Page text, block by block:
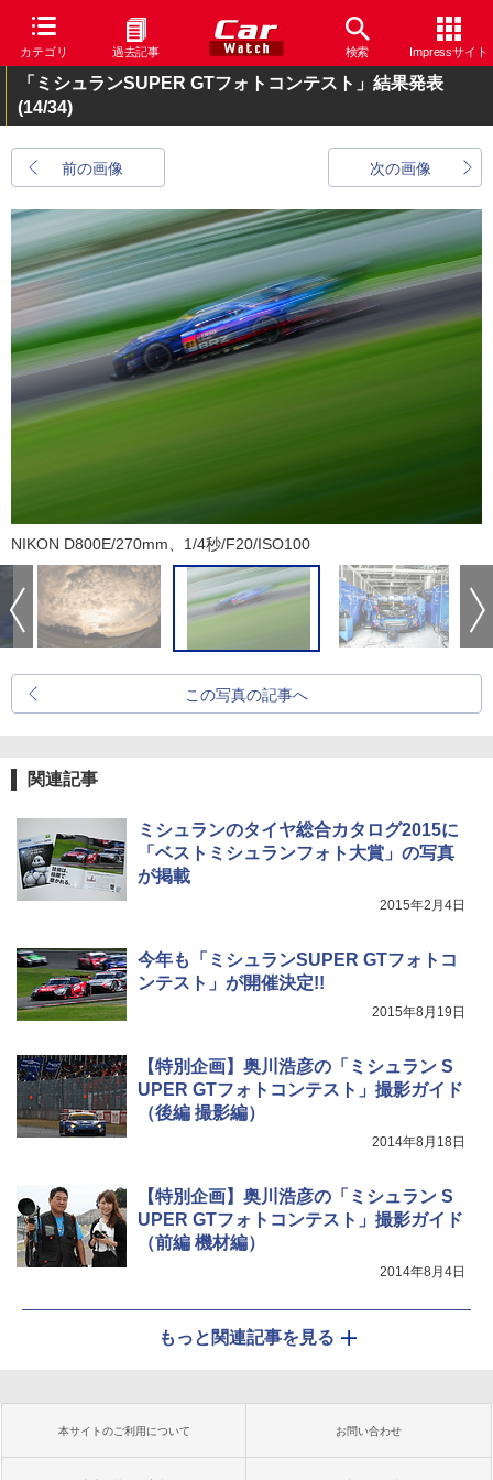
カテゴリ 過去記事 検索 Impressサイト
「ミシュランSUPER GTフォトコンテスト」結果発表
(14/34)
前の画像 次の画像
NIKON D800E/270mm、1/4秒/F20/ISO100
この写真の記事へ
関連記事
ミシュランのタイヤ総合カタログ2015に
「ベストミシュランフォト大賞」の写真
が掲載
2015年2月4日
今年も「ミシュランSUPER GTフォトコ
ンテスト」が開催決定!!
2015年8月19日
【特別企画】奥川浩彦の「ミシュラン S
UPER GTフォトコンテスト」撮影ガイド
（後編 撮影編）
2014年8月18日
【特別企画】奥川浩彦の「ミシュラン S
UPER GTフォトコンテスト」撮影ガイド
（前編 機材編）
2014年8月4日
もっと関連記事を見る
本サイトのご利用について お問い合わせ